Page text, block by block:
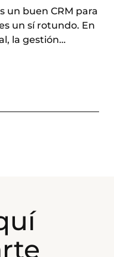
un buen CRM para
un sí rotundo. En
la gestión…